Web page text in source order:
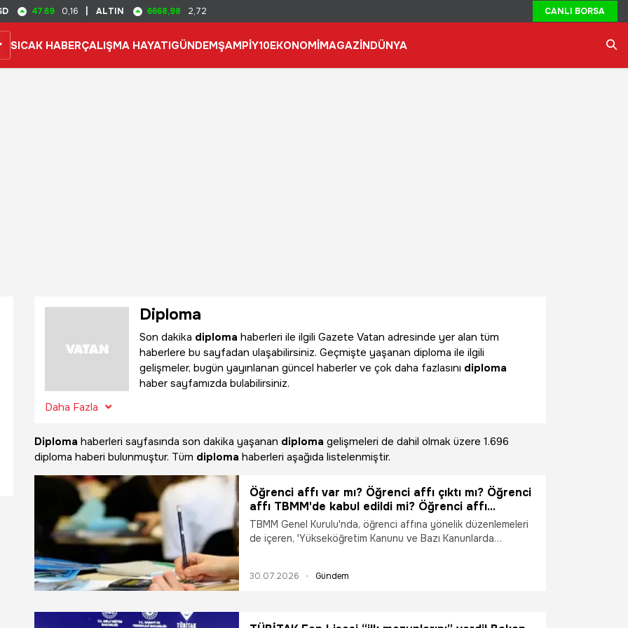
47.69 0,16 ALTIN 6668,98 2,72 CANLI BORSA
SICAK HABERÇALIŞMA HAYATIGÜNDEMŞAMPİY10EKONOMİMAGAZİNDÜNYA
Diploma
Son dakika diploma haberleri ile ilgili Gazete Vatan adresinde yer alan tüm
haberlere bu sayfadan ulaşabilirsiniz. Geçmişte yaşanan diploma ile ilgili
gelişmeler, bugün yayınlanan güncel haberler ve çok daha fazlasını diploma
haber sayfamızda bulabilirsiniz.
Daha Fazla
Diploma haberleri sayfasında son dakika yaşanan diploma gelişmeleri de dahil olmak üzere 1.696
diploma haberi bulunmuştur. Tüm diploma haberleri aşağıda listelenmiştir.
Öğrenci affı var mı? Öğrenci affı çıktı mı? Öğrenci
affı TBMM'de kabul edildi mi? Öğrenci affı
Meclis'ten geçti mi? Öğrenci affı ne zaman
çıkacak? Öğrenci affı çıktı mı?
TBMM Genel Kurulu'nda, öğrenci affına yönelik düzenlemeleri
de içeren, 'Yükseköğretim Kanunu ve Bazı Kanunlarda
TBMM'de kabul edildi mi? Öğrenci affı Meclis'ten geçti mi?
30.07.2026 Gündem